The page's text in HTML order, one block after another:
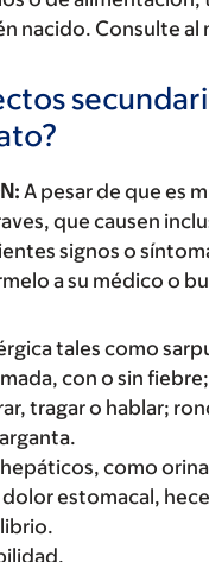
nacido. Consulte al
A pesar de que es
que causen
signos o
a su médico o
tales como
con o sin
tragar o hablar;
como
estomacal,